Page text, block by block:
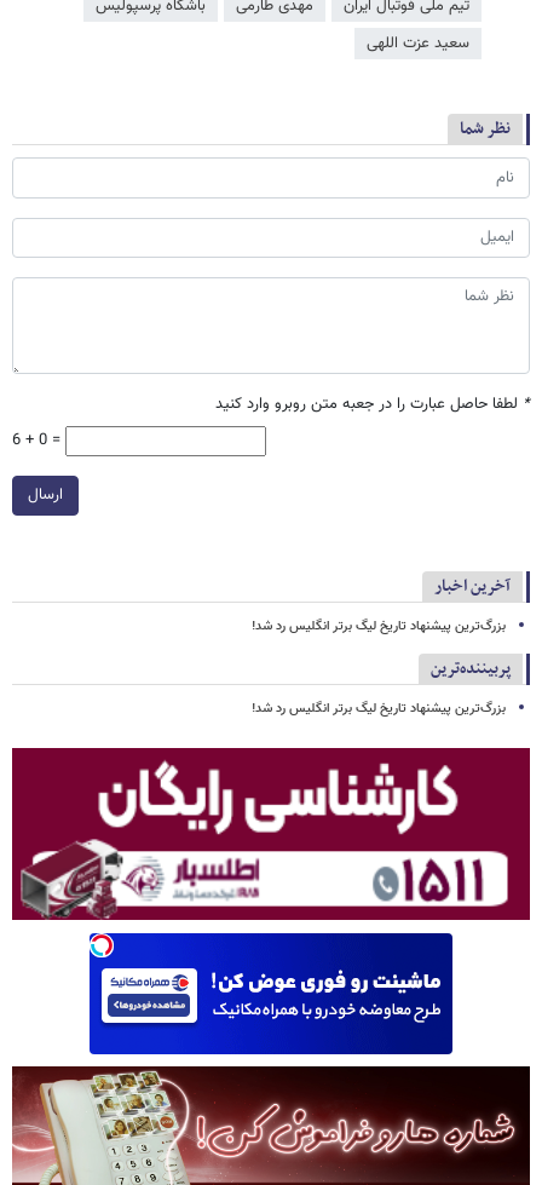
تیم ملی فوتبال ایران مهدی طارمی
باشگاه پرسپولیس
سعید عزت اللهی
نظر شما
* لطفا حاصل عبارت را در جعبه متن روبرو وارد کنید
6 + 0 =
ارسال
آخرین اخبار
بزرگ‌ترین پیشنهاد تاریخ لیگ برتر انگلیس رد شد!
پربیننده‌ترین
بزرگ‌ترین پیشنهاد تاریخ لیگ برتر انگلیس رد شد!